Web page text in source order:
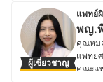
สภาก
ผู้ร่วม
ปร
ความ
เชี่ยวช
จุดกำ
จำหน่
ไอมูกิ
ผู้เชี่ยวชาญ
แพทย์
พญ.
คุณหม
แพทย
คณะแ